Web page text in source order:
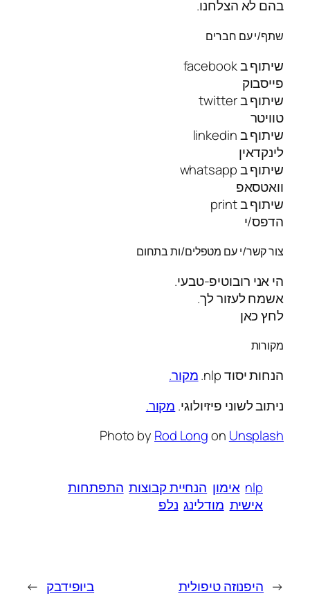
בהם לא הצלחנו.
שתף/י עם חברים
שיתוף ב facebook
פייסבוק
שיתוף ב twitter
טוויטר
שיתוף ב linkedin
לינקדאין
שיתוף ב whatsapp
וואטסאפ
שיתוף ב print
הדפס/י
צור קשר/י עם מטפלים/ות בתחום
הי אני רובוטיפ-טבעי.
אשמח לעזור לך.
לחץ כאן
מקורות
הנחות יסוד nlp.
מקור.
ניתוב לשוני פיזיולוגי. מקור.
Photo by Rod Longon Unsplash
nlp אימון הנחיית קבוצות התפתחות
אישית מודלינג נלפ
← היפנוזה טיפולית ביופידבק →